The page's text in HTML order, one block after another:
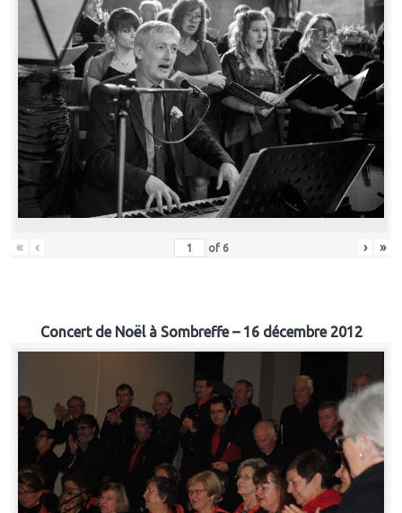
« ‹ of 6 › »
Concert de Noël à Sombreffe – 16 décembre 2012